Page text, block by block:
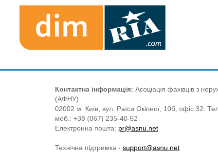
Контактна інформація: Асоціація фахівців з
(АФНУ)
02002 м. Київ, вул. Раїси Окіпної, 10б, офіс 32.
моб.: +38 (067) 235-40-52
Електронна пошта: pr@asnu.net
Технічна підтримка - support@asnu.net